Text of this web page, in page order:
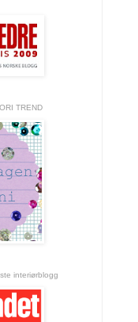
TREND
interiørblogg